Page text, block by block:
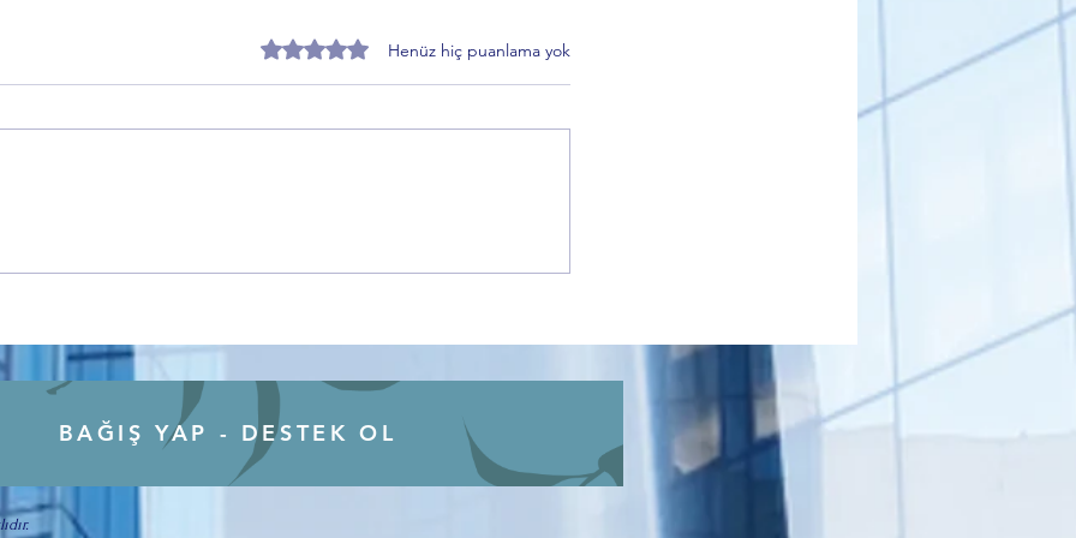
Güvenpark'taki şehit aileleri ve
5 üzerinden 0 yıldızHenüz hiç puanlama yok
BAĞIŞ YAP - DESTEK OL